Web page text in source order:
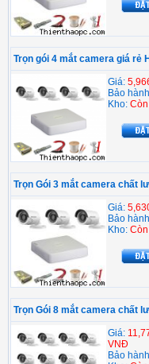
Trọn gói 4 mắt camera giá rẻ
Giá:
Bảo
Kho:
Trọn Gói 3 mắt camera chất
Giá:
Bảo
Kho:
Trọn Gói 8 mắt camera chất
Giá:
VNĐ
Bảo